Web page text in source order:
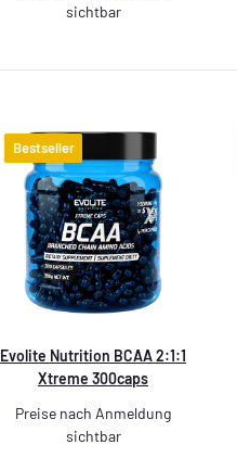
sichtbar
Bestseller
Evolite Nutrition BCAA 2:1:1
Xtreme 300caps
Preise nach Anmeldung
sichtbar